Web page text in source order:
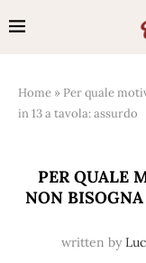
Home » Per quale
in 13 a tavola: assurdo
PER QUALE
NON
written by